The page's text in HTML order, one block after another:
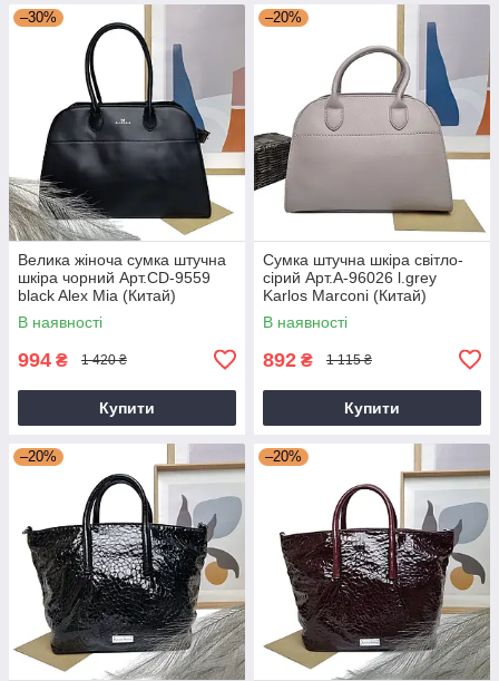
–30%
Велика жіноча сумка штучна
шкіра чорний Арт.CD-9559
black Alex Mia (Китай)
В наявності
994 ₴ 1 420 ₴
Купити
–20%
Сумка штучна шкіра світло-
сірий Арт.A-96026 l.grey
Karlos Marconi (Китай)
В наявності
892 ₴ 1 115 ₴
Купити
–20% –20%